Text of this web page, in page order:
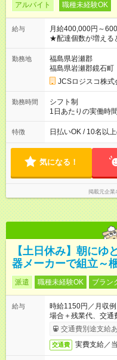
アルバイト 職種未経験OK
給与
月給400,000円～
★配達個数が増える
ど！ ・主要都市エリア 月収55万円／週5日稼働 月収65万~112
万円／週6日稼働 ・地方郊外エリア 月収40万円／週5日稼働 月
収40万円~50万円／週6日稼働 ＜モデルイ
円 (27歳男性/江東区
(日休み) ■月収80万円(43歳男性/墨田区在住)※元営業 1日200個
勤務地
福島県岩瀬郡
福島県岩瀬郡鏡石町
JCSロジスコ株式
勤務時間
シフト制
1日あたりの実働時
働8時間） ※週5日
よって時間外での
特徴 日払いOK / 10名以
気になる！
掲載元企業
【土日休み】朝にゆ
器メーカーで組立～
派遣 職種未経験OK ブラン
給与
時給1150円／月収
場合＋残業代、交通
交通費別途支給
交通費 実費支給／